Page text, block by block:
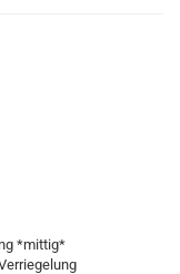
*mit­tig*